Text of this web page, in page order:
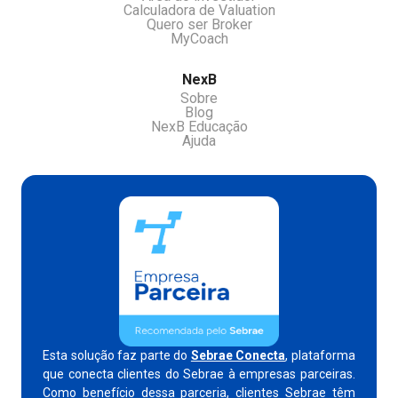
Calculadora de Valuation
Quero ser Broker
MyCoach
NexB
Sobre
Blog
NexB Educação
Ajuda
Esta solução faz parte do Sebrae Conecta, plataforma
que conecta clientes do Sebrae à empresas parceiras.
Como benefício dessa parceria, clientes Sebrae têm